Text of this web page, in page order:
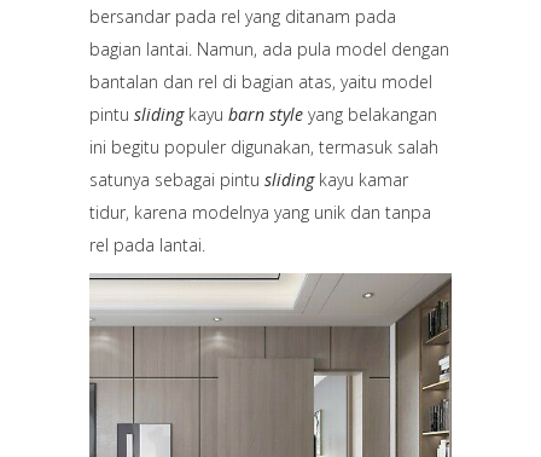
bersandar pada rel yang ditanam pada
bagian lantai. Namun, ada pula model dengan
bantalan dan rel di bagian atas, yaitu model
pintu sliding kayu barn style yang belakangan
ini begitu populer digunakan, termasuk salah
satunya sebagai pintu slidingkayu kamar
tidur, karena modelnya yang unik dan tanpa
rel pada lantai.